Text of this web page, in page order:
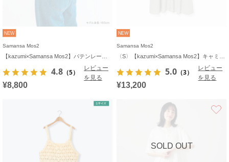
NEW
Samansa Mos2
4.8 （5）
レビュー
を見る
¥8,800
NEW
Samansa Mos2
5.0 （3）
レビュー
を見る
¥13,200
SOLD OUT